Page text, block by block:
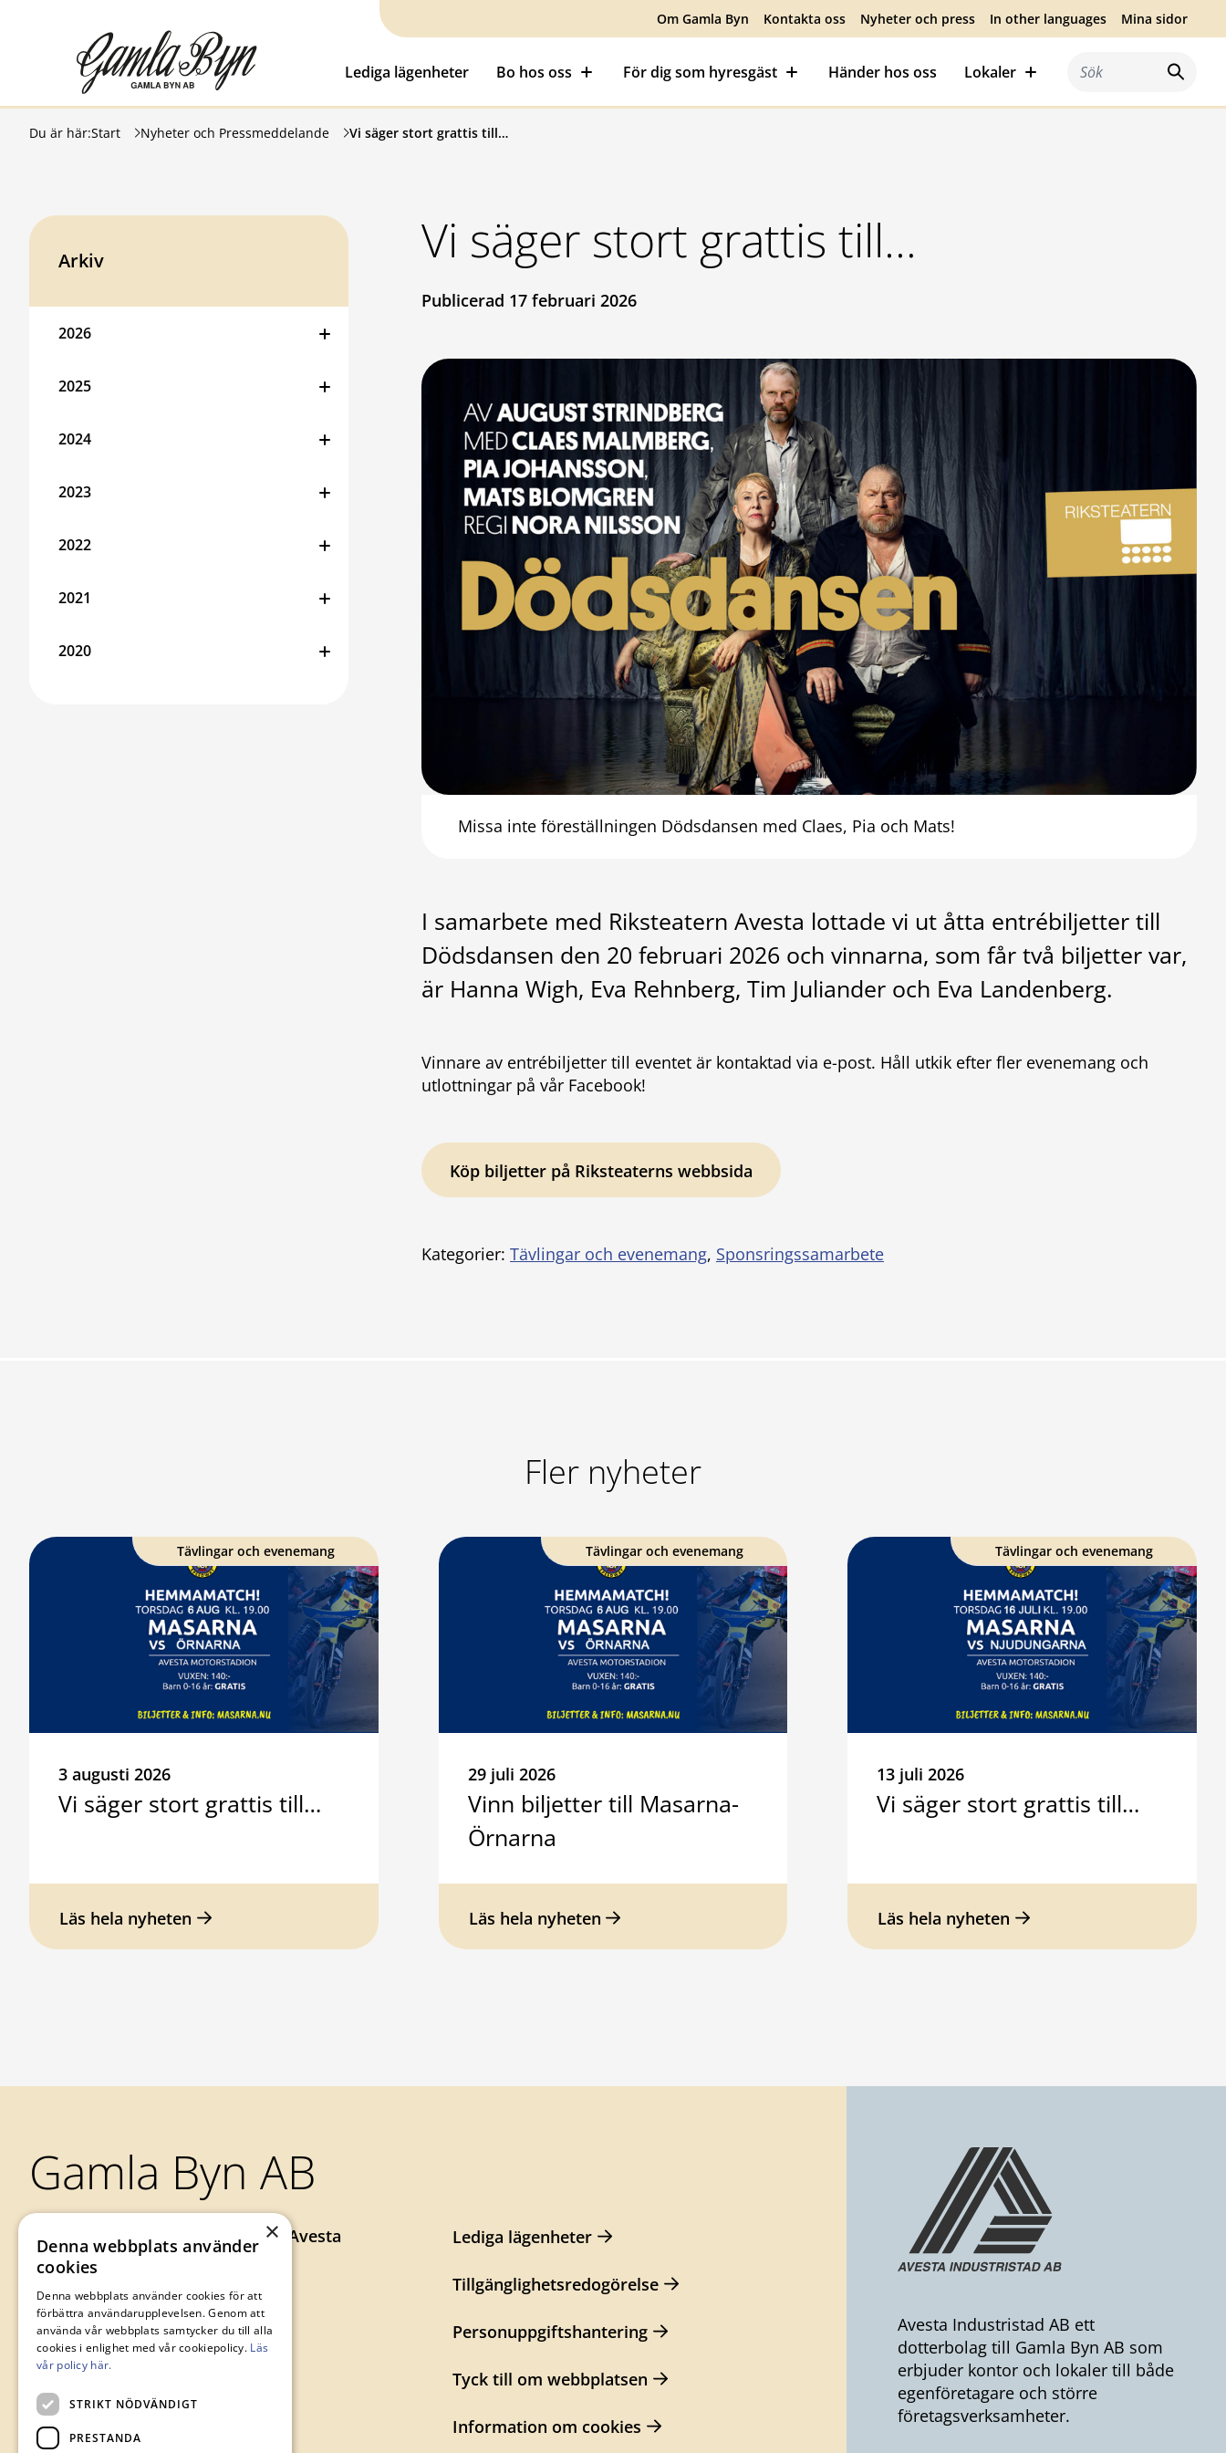
Hoppa till innehåll
Om Gamla Byn Kontakta oss Nyheter och press In other languages Mina sidor
Gamla Byn AB
Lediga lägenheter
Bo hos oss För dig som hyresgäst Händer hos oss Lokaler Sök efter:
Du är här:Start Nyheter och Pressmeddelande Vi säger stort grattis till…
Arkiv
2026
2025
2024
2023
2022
2021
2020
Vi säger stort grattis till…
Publicerad 17 februari 2026
Missa inte föreställningen Dödsdansen med Claes, Pia och Mats!
I samarbete med Riksteatern Avesta lottade vi ut åtta entrébiljetter till
Dödsdansen den 20 februari 2026 och vinnarna, som får två biljetter var,
är Hanna Wigh, Eva Rehnberg, Tim Juliander och Eva Landenberg.
Vinnare av entrébiljetter till eventet är kontaktad via e-post. Håll utkik efter fler evenemang och
utlottningar på vår Facebook!
Köp biljetter på Riksteaterns webbsida
Kategorier: Tävlingar och evenemang, Sponsringssamarbete
Fler nyheter
Tävlingar och evenemang
3 augusti 2026
Vi säger stort grattis till…
Läs hela nyheten
Tävlingar och evenemang
29 juli 2026
Vinn biljetter till Masarna-
Örnarna
Läs hela nyheten
Tävlingar och evenemang
13 juli 2026
Vi säger stort grattis till…
Läs hela nyheten
Gamla Byn AB
Axel Johnsons väg 73, 774 34 Avesta
0226-64 57 00
Lediga lägenheter
Tillgänglighetsredogörelse
Personuppgiftshantering
Tyck till om webbplatsen
Information om cookies
Avesta Industristad AB ett
dotterbolag till Gamla Byn AB som
erbjuder kontor och lokaler till både
egenföretagare och större
företagsverksamheter.
×
Denna webbplats använder
cookies
Denna webbplats använder cookies för att
förbättra användarupplevelsen. Genom att
använda vår webbplats samtycker du till alla
cookies i enlighet med vår cookiepolicy. Läs
vår policy här.
STRIKT NÖDVÄNDIGT
PRESTANDA